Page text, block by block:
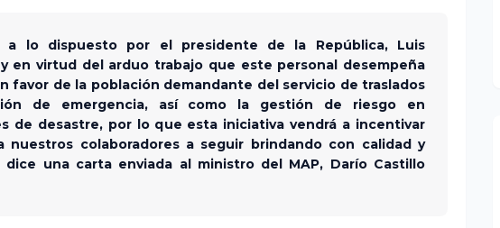
a lo dispuesto por el presidente de la República, Luis
en virtud del arduo trabajo que este personal desempeña
favor de la población demandante del servicio de traslados
de emergencia, así como la gestión de riesgo en
de desastre, por lo que esta iniciativa vendrá a incentivar
nuestros colaboradores a seguir brindando con calidad y
dice una carta enviada al ministro del MAP, Darío Castillo